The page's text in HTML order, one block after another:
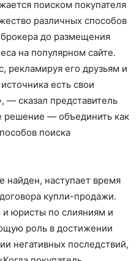
поиском покупателя
различных способов
до размещения
на популярном сайте.
рекламируя его друзьям и
есть свои
— сказал представитель
— объединить как
поиска
найден, наступает время
купли-продажи.
и юристы по слияниям и
роль в достижении
негативных последствий,